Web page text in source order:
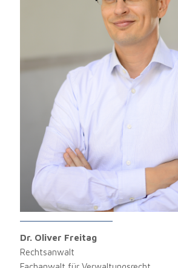
Dr. Oliver Freitag
Rechtsanwalt